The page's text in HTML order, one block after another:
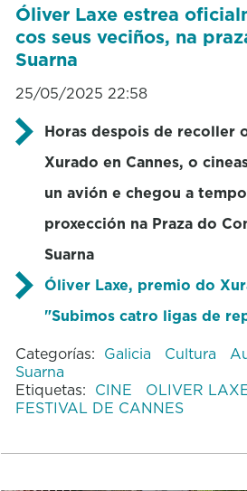
Óliver Laxe estrea
cos seus veciños, na
Suarna
25/05/2025 22:58
Horas despois de recoller
Xurado en Cannes, o
un avión e chegou a
proxección na Praza do
Suarna
Óliver Laxe, premio do
"Subimos catro ligas de
Categorías: Galicia Cultura
Suarna
Etiquetas: CINE OLIVER
FESTIVAL DE CANNES